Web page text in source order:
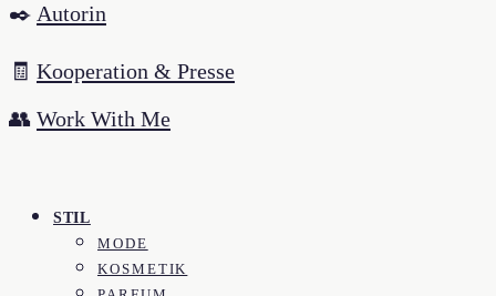
✒️ Autorin
🧾 Kooperation & Presse
👥 Work With Me
STIL
MODE
KOSMETIK